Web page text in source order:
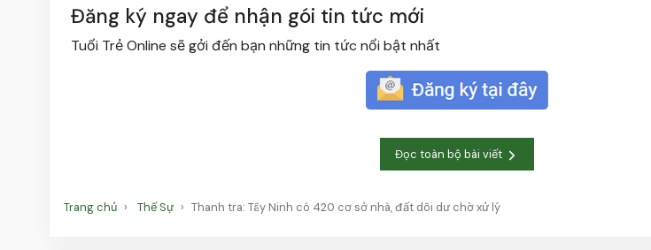
Đăng ký ngay để nhận gói tin tức mới
Tuổi Trẻ Online sẽ gởi đến bạn những tin tức nổi bật nhất
Đọc toàn bộ bài viết
Trang chủ Thế Sự Thanh tra: Tây Ninh có 420 cơ sở nhà, đất dôi dư chờ xử lý